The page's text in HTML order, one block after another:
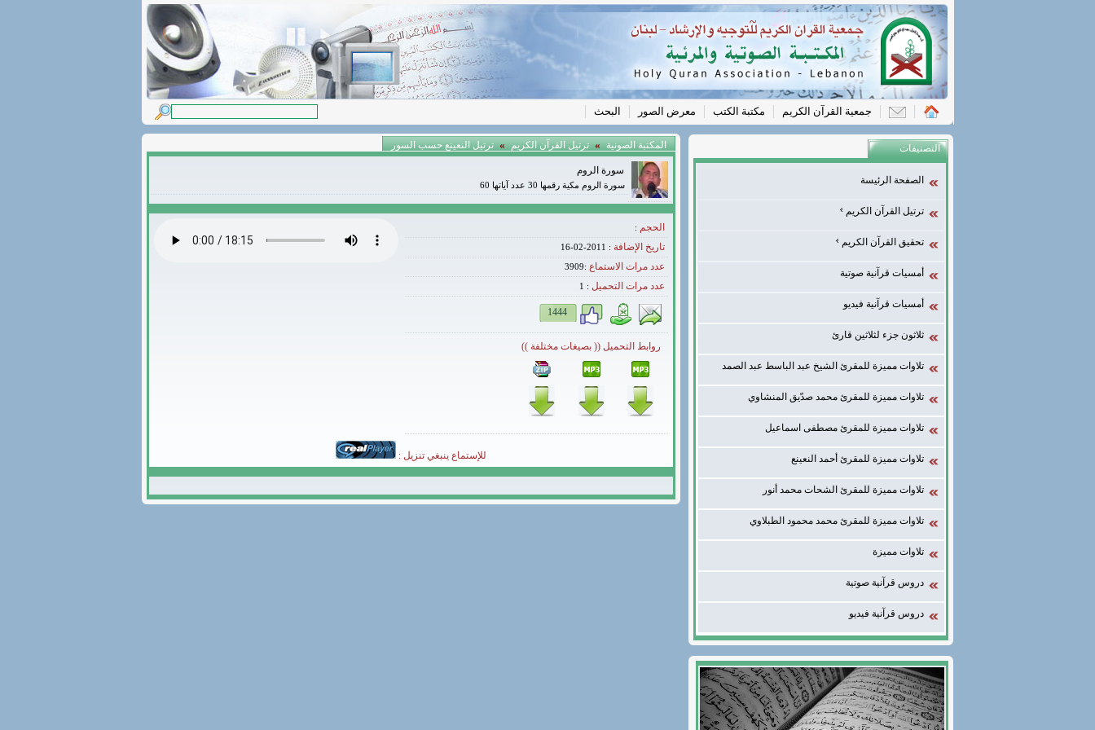
جمعية القرآن الكريم مكتبة الكتب معرض الصور البحث
المكتبة الصونية » ترتيل القرآن الكريم » ترتيل النعينع حسب السور
سورة الروم
سورة الروم مكية رقمها 30 عدد آياتها 60
الحجم :
تاريخ الإضافة : 2011-02-16
عدد مرات الاستماع :3909
عدد مرات التحميل :
1
1444
روابط التحميل (( بصيغات مختلفة ))
للإستماع ينبغي تنزيل :
التصنيفات
الصفحة الرئيسة
ترتيل القرآن الكريم
تحقيق القرآن الكريم
أمسيات قرآنية صوتية
أمسيات قرآنية فيديو
ثلاثون جزء لثلاثين قارئ
تلاوات مميزة للمقرئ الشيخ عبد الباسط عبد الصمد
تلاوات مميزة للمقرئ محمد صدّيق المنشاوي
تلاوات مميزة للمقرئ مصطفى اسماعيل
تلاوات مميزة للمقرئ أحمد النعينع
تلاوات مميزة للمقرئ الشحات محمد أنور
تلاوات مميزة للمقرئ محمد محمود الطبلاوي
تلاوات مميزة
دروس قرآنية صوتية
دروس قرآنية فيديو